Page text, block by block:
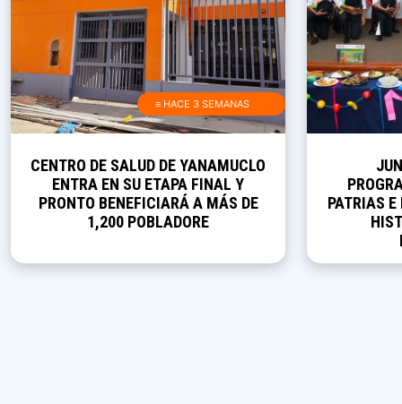
≡ HACE 3 SEMANAS
CENTRO DE SALUD DE YANAMUCLO
ENTRA EN SU ETAPA FINAL Y
PRONTO BENEFICIARÁ A MÁS DE
1,200 POBLADORE
PATRIAS